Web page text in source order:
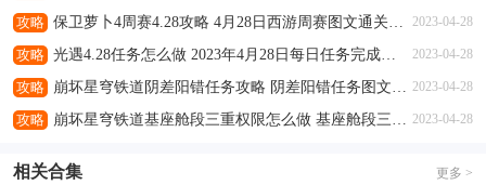
攻略 2023-04-28
攻略 2023-04-28
攻略 2023-04-28
攻略 2023-04-28
相关合集 更多 >